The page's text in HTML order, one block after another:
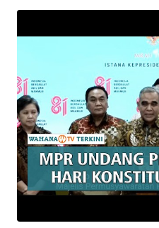
WN
PAKPAK
WN
KARAWANG